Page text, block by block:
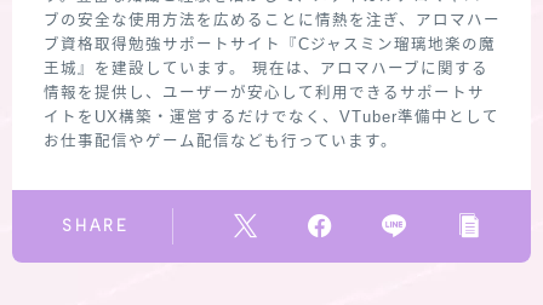
ブの安全な使用方法を広めることに情熱を注ぎ、アロマハー
ブ資格取得勉強サポートサイト『Cジャスミン瑠璃地楽の魔
王城』を建設しています。 現在は、アロマハーブに関する
情報を提供し、ユーザーが安心して利用できるサポートサ
イトをUX構築・運営するだけでなく、VTuber準備中として
お仕事配信やゲーム配信なども行っています。
SHARE